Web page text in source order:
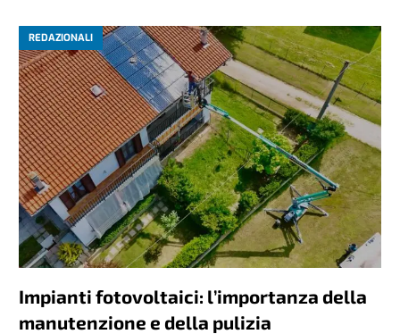
REDAZIONALI
Impianti fotovoltaici: l’importanza della
manutenzione e della pulizia